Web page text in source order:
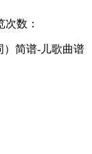
次数：
）简谱-儿歌曲谱